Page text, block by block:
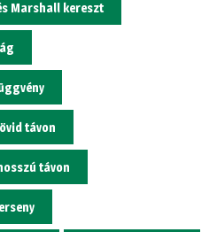
Marshall kereszt
távon
távon